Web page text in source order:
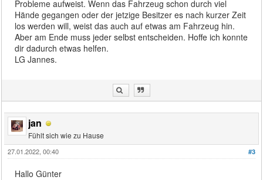
Probleme aufweist. Wenn das Fahrzeug schon durch viel
Hände gegangen oder der jetzige Besitzer es nach kurzer Zeit
los werden will, weist das auch auf etwas am Fahrzeug hin.
Aber am Ende muss jeder selbst entscheiden. Hoffe ich konnte
dir dadurch etwas helfen.
LG Jannes.
jan
Fühlt sich wie zu Hause
#3
27.01.2022, 00:40
Hallo Günter